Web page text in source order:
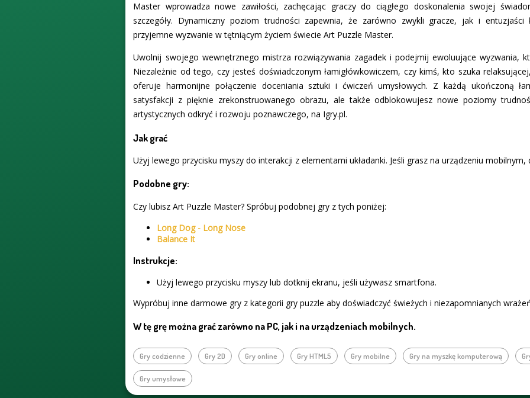
Master wprowadza nowe zawiłości, zachęcając graczy do ciągłego doskonalenia swojej
szczegóły. Dynamiczny poziom trudności zapewnia, że zarówno zwykli gracze, jak i entuzjaści
przyjemne wyzwanie w tętniącym życiem świecie Art Puzzle Master.
Uwolnij swojego wewnętrznego mistrza rozwiązywania zagadek i podejmij ewoluujące wyzwania,
Niezależnie od tego, czy jesteś doświadczonym łamigłówkowiczem, czy kimś, kto szuka
oferuje harmonijne połączenie doceniania sztuki i ćwiczeń umysłowych. Z każdą ukończoną
satysfakcji z pięknie zrekonstruowanego obrazu, ale także odblokowujesz nowe poziomy
artystycznych odkryć i rozwoju poznawczego, na Igry.pl.
Jak grać
Użyj lewego przycisku myszy do interakcji z elementami układanki. Jeśli grasz na urządzeniu
Podobne gry:
Czy lubisz Art Puzzle Master? Spróbuj podobnej gry z tych poniżej:
Long Dog - Long Nose
Balance It
Instrukcje:
Użyj lewego przycisku myszy lub dotknij ekranu, jeśli używasz smartfona.
Wypróbuj inne darmowe gry z kategorii gry puzzle aby doświadczyć świeżych i niezapomnianych
W tę grę można grać zarówno na PC, jak i na urządzeniach mobilnych.
Gry codzienne Gry 2D Gry online Gry HTML5 Gry mobilne Gry na myszkę komputerową
Gry umysłowe